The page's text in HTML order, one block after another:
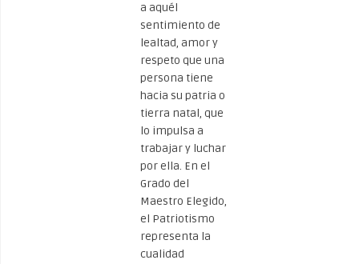
a aquél
sentimiento de
lealtad, amor y
respeto que una
persona tiene
hacia su patria o
tierra natal, que
lo impulsa a
trabajar y luchar
por ella. En el
Grado del
Maestro Elegido,
el Patriotismo
representa la
cualidad